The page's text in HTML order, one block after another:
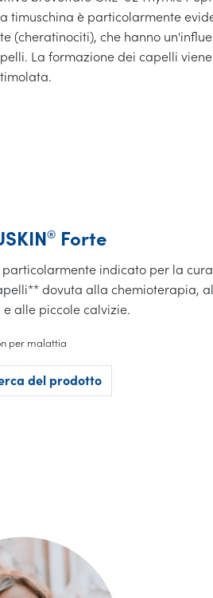
timuschina è particolarmente
(cheratinociti), che hanno
La formazione dei capelli viene
®Forte
particolarmente indicato per la cura
dovuta alla chemioterapia,
alle piccole calvizie.
per malattia
del prodotto